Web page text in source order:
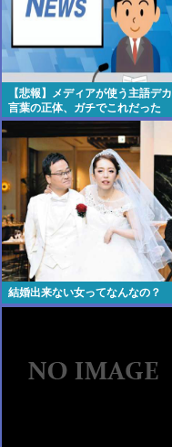
【悲報】メディアが使う主語デカ
言葉の正体、ガチでこれだった
www
結婚出来ない女ってなんなの？